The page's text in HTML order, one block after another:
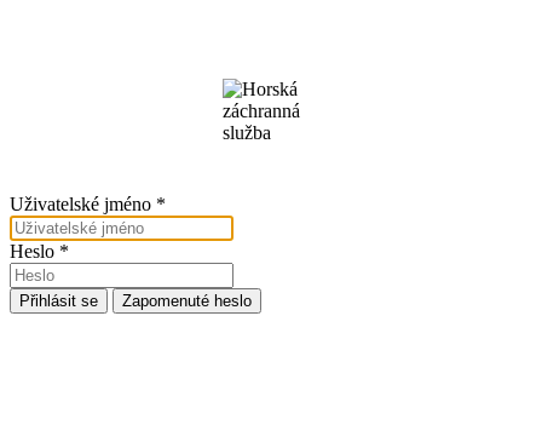
Uživatelské jméno *
Heslo *
Přihlásit se Zapomenuté heslo